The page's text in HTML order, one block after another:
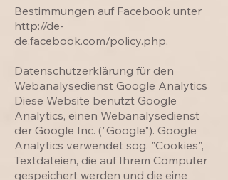
Bestimmungen auf Facebook unter
http://de-
de.facebook.com/policy.php.
Datenschutzerklärung für den
Webanalysedienst Google Analytics
Diese Website benutzt Google
Analytics, einen Webanalysedienst
der Google Inc. ("Google"). Google
Analytics verwendet sog. "Cookies",
Textdateien, die auf Ihrem Computer
gespeichert werden und die eine